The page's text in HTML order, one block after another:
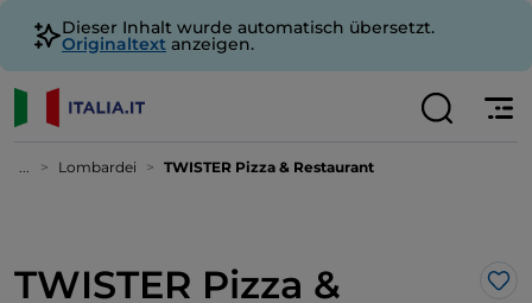
Dieser Inhalt wurde automatisch übersetzt.
Originaltext anzeigen.
... Lombardei TWISTER Pizza & Restaurant
TWISTER Pizza &